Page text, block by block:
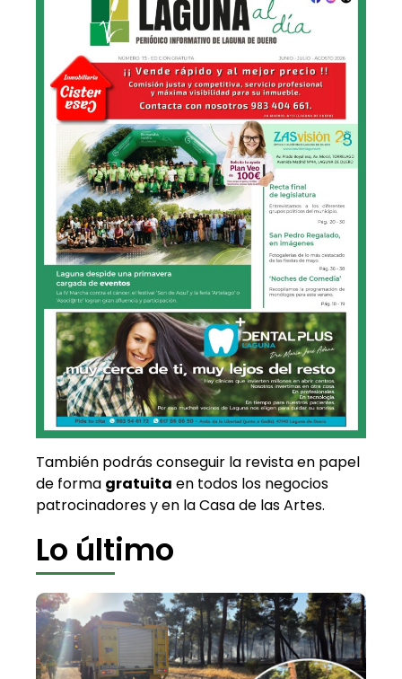
También podrás conseguir la revista en papel
de forma gratuita en todos los negocios
patrocinadores y en la Casa de las Artes.
Lo último